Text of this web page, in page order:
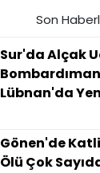
Son
Sur'da Alçak
Lübnan'da
Gönen'de
Ölü Çok